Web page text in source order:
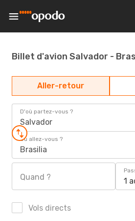
Billet d'avion Salvador -
Aller-retour
D'où partez-vous ?
Salvador
Où allez-vous ?
Brasilia
Quand ? 1
Vols directs